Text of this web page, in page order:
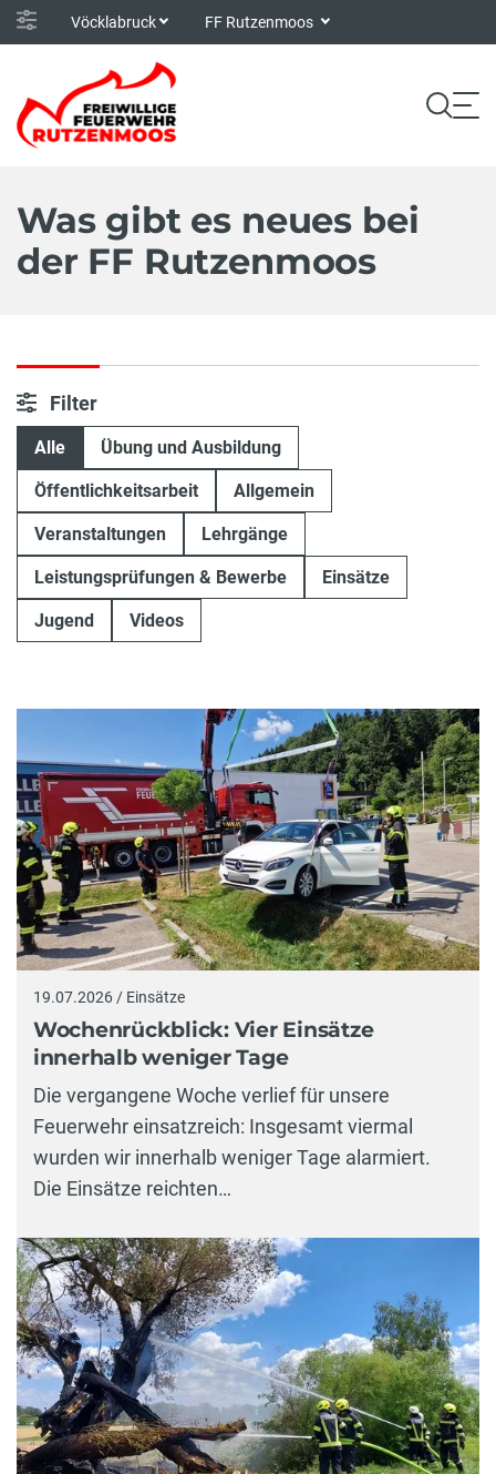
Vöcklabruck FF Rutzenmoos
Was gibt es neues bei
der FF Rutzenmoos
Filter
Alle Übung und Ausbildung
Öffentlichkeitsarbeit Allgemein
Veranstaltungen Lehrgänge
Leistungsprüfungen & Bewerbe Einsätze
Jugend Videos
19.07.2026 / Einsätze
Wochenrückblick: Vier Einsätze
innerhalb weniger Tage
Die vergangene Woche verlief für unsere
Feuerwehr einsatzreich: Insgesamt viermal
wurden wir innerhalb weniger Tage alarmiert.
Die Einsätze reichten…